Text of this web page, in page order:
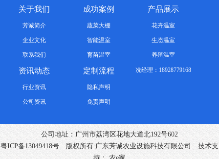
关于我们
芳诚简介
企业文化
联系我们
成功案例
蔬菜大棚
智能温室
育苗温室
产品展示
花卉温室
生态温室
养殖温室
资讯动态
行业资讯
公司资讯
定制流程
隐私声明
免责声明
冼经理：18928779168
公司地址：广州市荔湾区花地大道北192号602
粤ICP备13049418号 版权所有:广东芳诚农业设施科技有限公司 技术支